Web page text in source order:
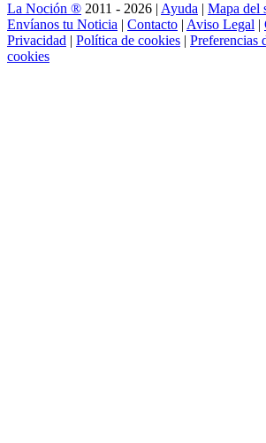
La Noción ® 2011 - 2026 | Ayuda | Mapa del
Envíanos tu Noticia | Contacto | Aviso Legal |
Privacidad | Política de cookies | Preferencias
cookies